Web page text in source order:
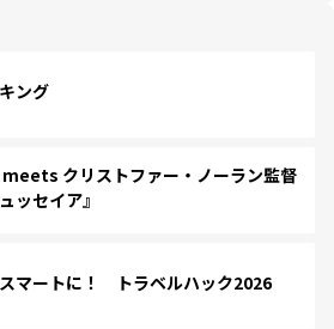
ング
クリストファー・ノーラン監督
ッセイア』
マートに！ トラベルハック2026